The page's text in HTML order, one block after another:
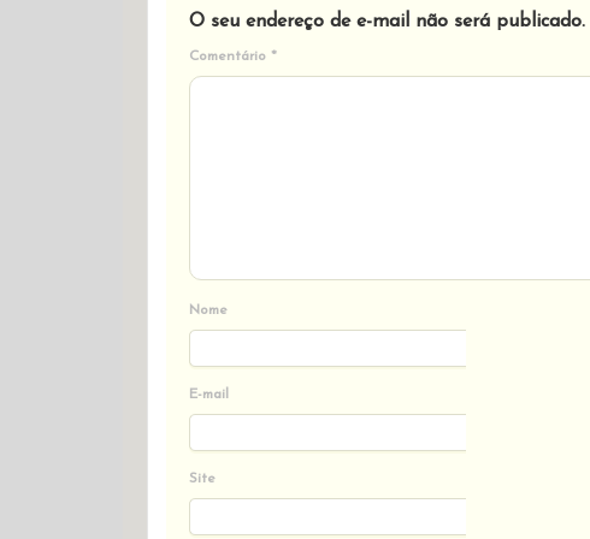
O seu endereço de e-mail não será publicado.
Comentário *
Nome
E-mail
Site